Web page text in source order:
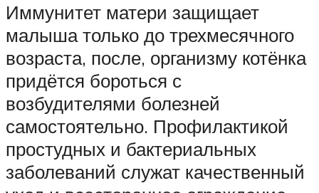
Иммунитет матери защищает
малыша только до трехмесячного
возраста, после, организму котёнка
придётся бороться с
возбудителями болезней
самостоятельно. Профилактикой
простудных и бактериальных
заболеваний служат качественный